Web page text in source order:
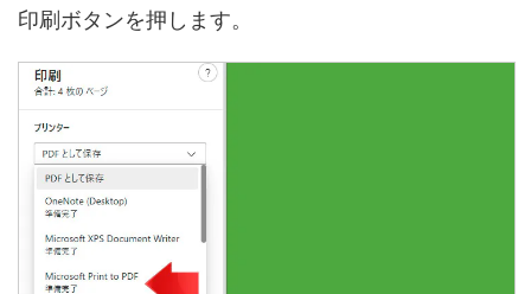
印刷ボタンを押します。